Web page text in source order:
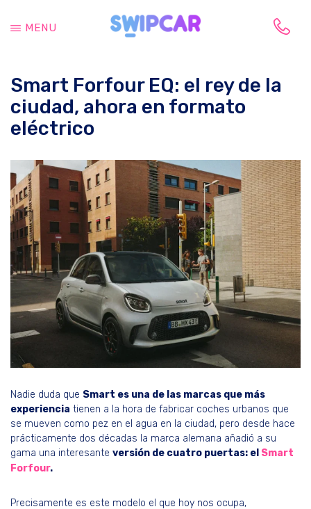
principal
cambia,
tu
coche
MENU
Smart Forfour EQ: el rey de la
ciudad, ahora en formato
eléctrico
Nadie duda que Smart es una de las marcas que más
experiencia tienen a la hora de fabricar coches urbanos que
se mueven como pez en el agua en la ciudad, pero desde hace
prácticamente dos décadas la marca alemana añadió a su
gama una interesante versión de cuatro puertas: el Smart
Forfour.
Precisamente es este modelo el que hoy nos ocupa,